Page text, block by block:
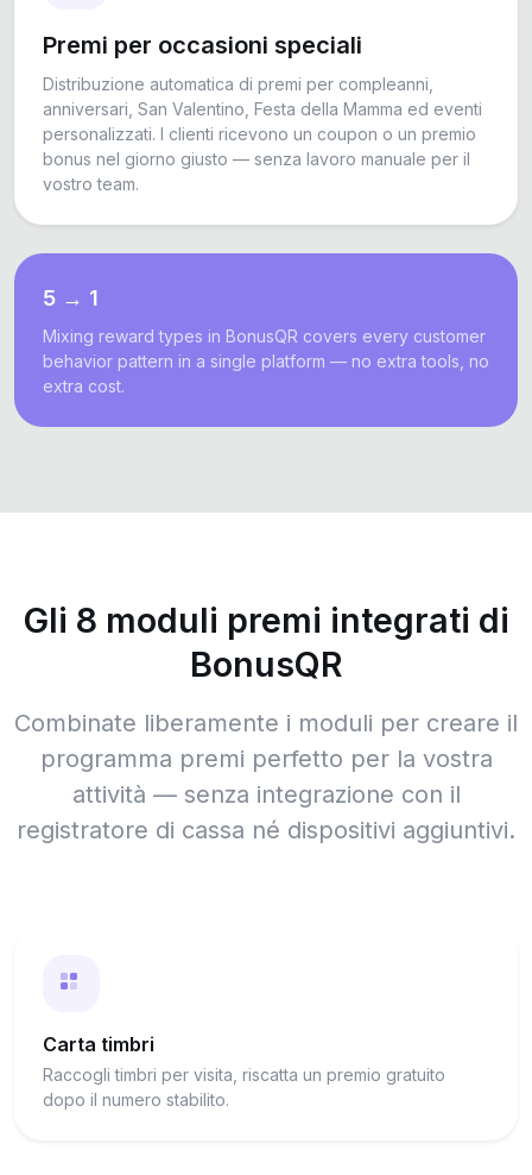
Premi per occasioni speciali
Distribuzione automatica di premi per compleanni,
anniversari, San Valentino, Festa della Mamma ed eventi
personalizzati. I clienti ricevono un coupon o un premio
bonus nel giorno giusto — senza lavoro manuale per il
vostro team.
5 → 1
Mixing reward types in BonusQR covers every customer
behavior pattern in a single platform — no extra tools, no
extra cost.
Gli 8 moduli premi integrati di
BonusQR
Combinate liberamente i moduli per creare il
programma premi perfetto per la vostra
attività — senza integrazione con il
registratore di cassa né dispositivi aggiuntivi.
Carta timbri
Raccogli timbri per visita, riscatta un premio gratuito
dopo il numero stabilito.